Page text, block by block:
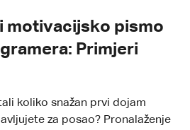
motivacijsko pismo
Primjeri
koliko snažan prvi dojam
za posao? Pronalaženje